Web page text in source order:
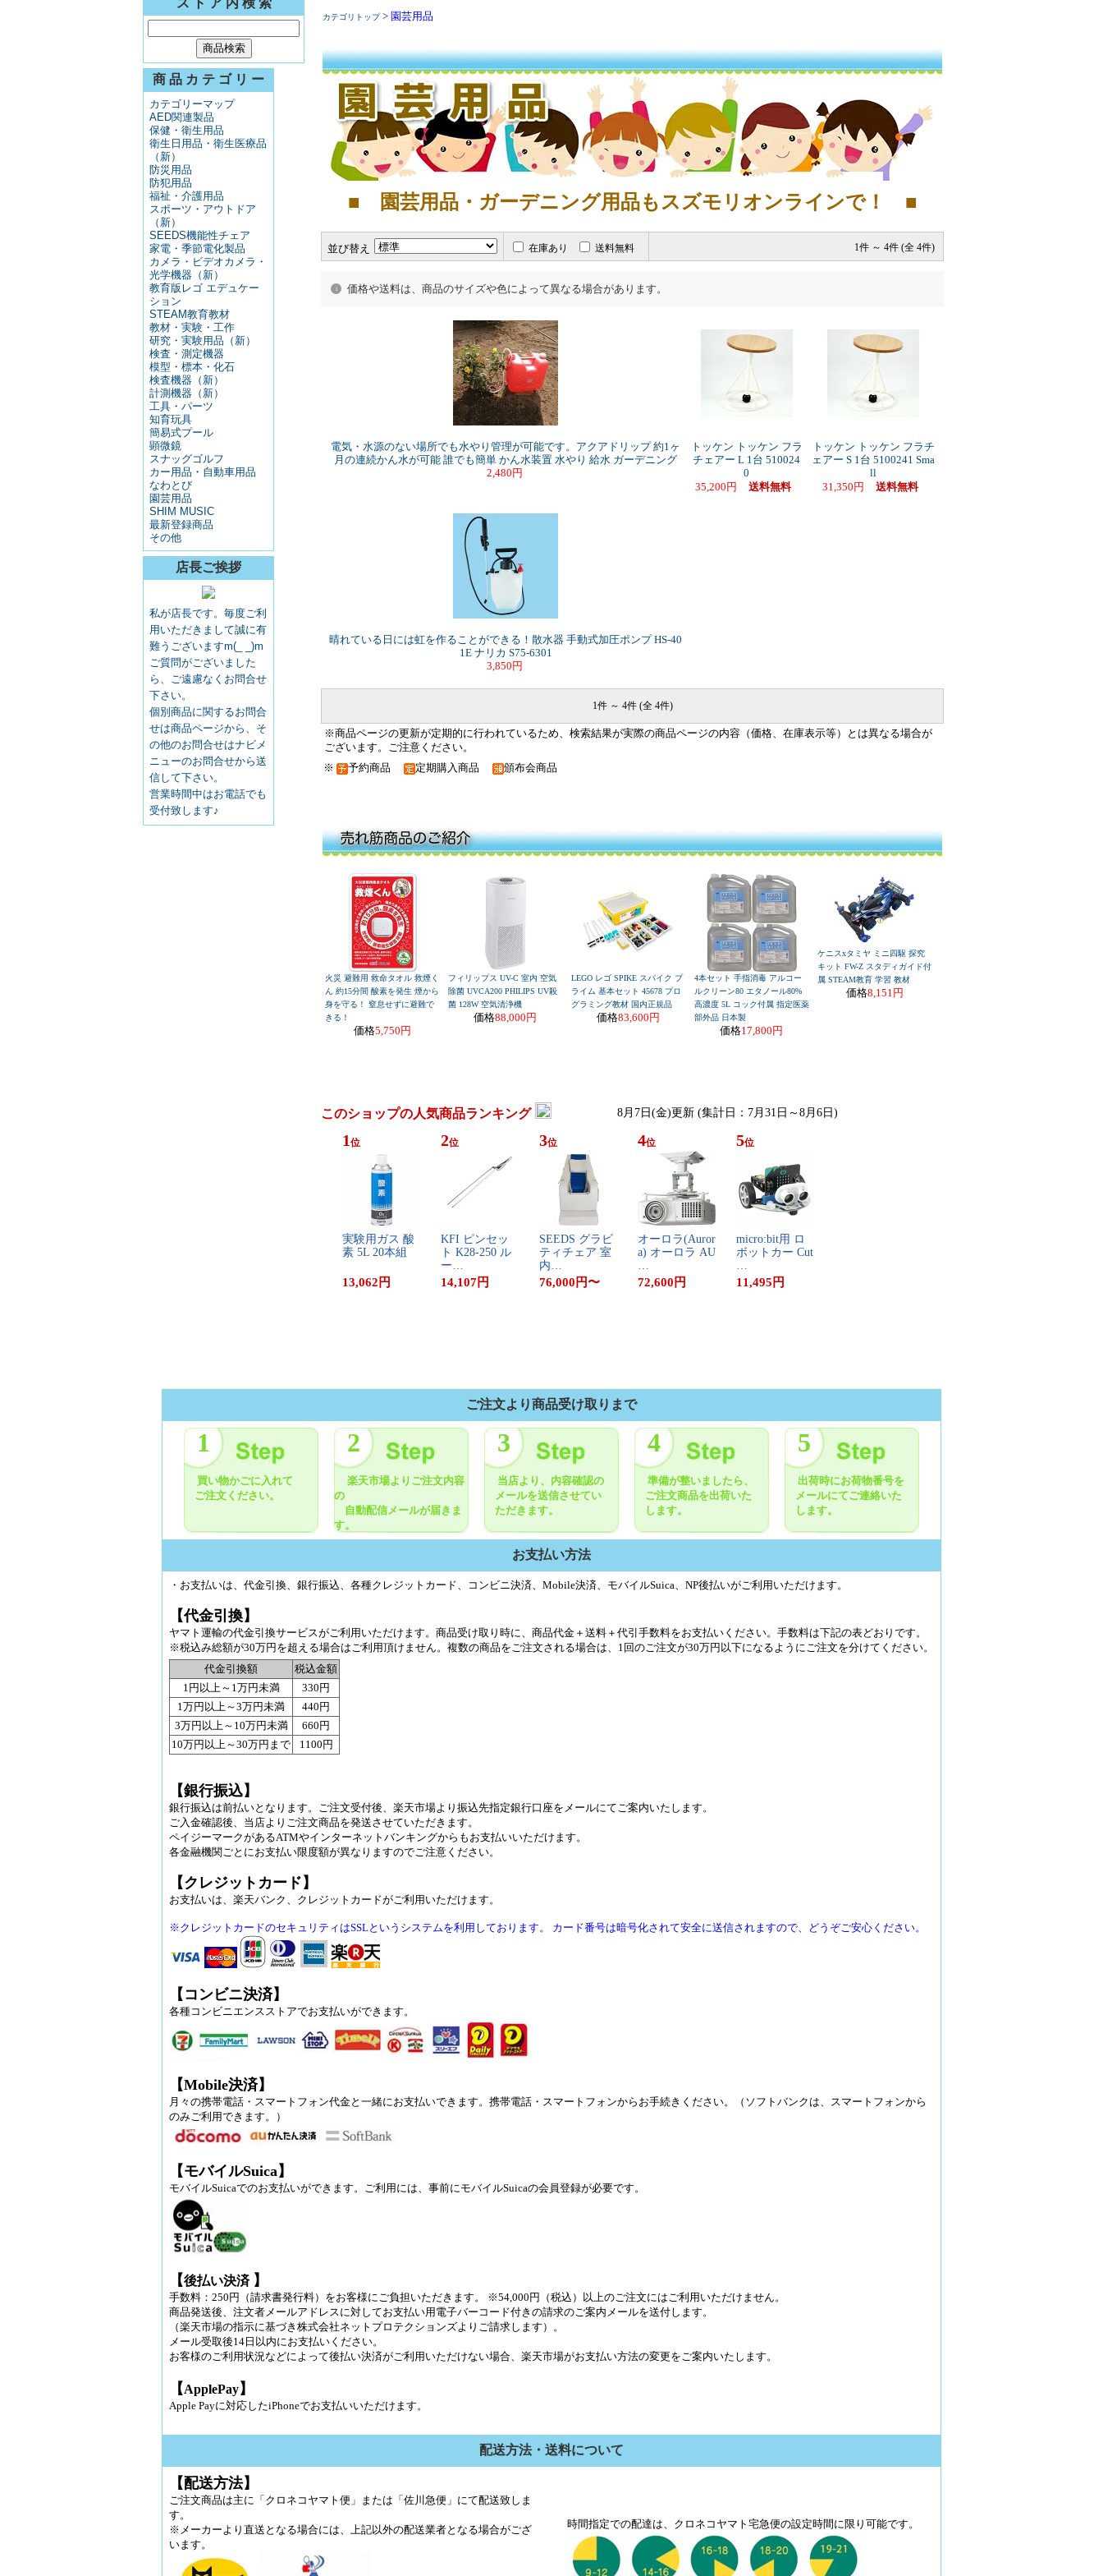
ス ト ア 内 検 索
商 品 カ テ ゴ リ ー
カテゴリーマップ
AED関連製品
保健・衛生用品
衛生日用品・衛生医療品
（新）
防災用品
防犯用品
福祉・介護用品
スポーツ・アウトドア
（新）
SEEDS機能性チェア
家電・季節電化製品
カメラ・ビデオカメラ・
光学機器（新）
教育版レゴ エデュケー
ション
STEAM教育教材
教材・実験・工作
研究・実験用品（新）
検査・測定機器
模型・標本・化石
検査機器（新）
計測機器（新）
工具・パーツ
知育玩具
簡易式プール
顕微鏡
スナッグゴルフ
カー用品・自動車用品
なわとび
園芸用品
SHIM MUSIC
最新登録商品
その他
店長ご挨拶
私が店長です。毎度ご利
用いただきまして誠に有
難うございますm(_ _)m
ご質問がございました
ら、ご遠慮なくお問合せ
下さい。
個別商品に関するお問合
せは商品ページから、そ
の他のお問合せはナビメ
ニューのお問合せから送
信して下さい。
営業時間中はお電話でも
受付致します♪
カテゴリトップ> 園芸用品
■ 園芸用品・ガーデニング用品もスズモリオンラインで！ ■
並び替え 在庫あり 送料無料 1件 ～ 4件 (全 4件)
価格や送料は、商品のサイズや色によって異なる場合があります。
電気・水源のない場所でも水やり管理が可能です。アクアドリップ 約1ヶ
月の連続かん水が可能 誰でも簡単 かん水装置 水やり 給水 ガーデニング
2,480円
トッケン トッケン フラ
チェアー L 1台 510024
0
35,200円
送料無料
トッケン トッケン フラチ
ェアー S 1台 5100241 Sma
ll
31,350円
送料無料
晴れている日には虹を作ることができる！散水器 手動式加圧ポンプ HS-40
1E ナリカ S75-6301
3,850円
1件 ～ 4件 (全 4件)
※商品ページの更新が定期的に行われているため、検索結果が実際の商品ページの内容（価格、在庫表示等）とは異なる場合が
ございます。ご注意ください。
※ 予約商品 定期購入商品 頒布会商品
火災 避難用 救命タオル 救煙く
ん 約15分間 酸素を発生 煙から
身を守る！ 窒息せずに避難で
きる！
価格5,750円
フィリップス UV-C 室内 空気
除菌 UVCA200 PHILIPS UV殺
菌 128W 空気清浄機
価格88,000円
LEGO レゴ SPIKE スパイク プ
ライム 基本セット 45678 プロ
グラミング教材 国内正規品
価格83,600円
4本セット 手指消毒 アルコー
ルクリーン80 エタノール80%
高濃度 5L コック付属 指定医薬
部外品 日本製
価格17,800円
ケニスxタミヤ ミニ四駆 探究
キット FW-Z スタディガイド付
属 STEAM教育 学習 教材
価格8,151円
このショップの人気商品ランキング 8月7日(金)更新 (集計日：7月31日～8月6日)
1 位
実​験​用​ガ​ス​ ​酸​
素​ ​5​L​ ​2​0​本​組
13,062 円
2位
K​F​I​ ​ピ​ン​セ​ッ​
ト​ ​K​2​8​-​2​5​0​ ​ル​
ー​…
14,107円
3位
S​E​E​D​S​ ​グ​ラ​ビ​
テ​ィ​チ​ェ​ア​ ​室​
内​…
76,000 円〜
4位
オ​ー​ロ​ラ​(​A​u​r​o​r​
a​)​ ​オ​ー​ロ​ラ​ ​A​U​
…
72,600 円
5位
m​i​c​r​o​:​b​i​t​用​ ​ロ​
ボ​ッ​ト​カ​ー​ ​C​u​t​
…
11,495 円
ご注文より商品受け取りまで
1
買い物かごに入れて
ご注文ください。
2
楽天市場よりご注文内容
の
自動配信メールが届きま
す。
3
当店より、内容確認の
メールを送信させてい
ただきます。
4
準備が整いましたら、
ご注文商品を出荷いた
します。
5
出荷時にお荷物番号を
メールにてご連絡いた
します。
お支払い方法
・お支払いは、代金引換、銀行振込、各種クレジットカード、コンビニ決済、Mobile決済、モバイルSuica、NP後払いがご利用いただけます。
【代金引換】
ヤマト運輸の代金引換サービスがご利用いただけます。商品受け取り時に、商品代金＋送料＋代引手数料をお支払いください。手数料は下記の表どおりです。
※税込み総額が30万円を超える場合はご利用頂けません。複数の商品をご注文される場合は、1回のご注文が30万円以下になるようにご注文を分けてください。
代金引換額
税込金額
1円以上～1万円未満
330円
1万円以上～3万円未満
440円
3万円以上～10万円未満
660円
10万円以上～30万円まで
1100円
【銀行振込】
銀行振込は前払いとなります。ご注文受付後、楽天市場より振込先指定銀行口座をメールにてご案内いたします。
ご入金確認後、当店よりご注文商品を発送させていただきます。
ペイジーマークがあるATMやインターネットバンキングからもお支払いいただけます。
各金融機関ごとにお支払い限度額が異なりますのでご注意ください。
【クレジットカード】
お支払いは、楽天バンク、クレジットカードがご利用いただけます。
※クレジットカードのセキュリティはSSLというシステムを利用しております。 カード番号は暗号化されて安全に送信されますので、どうぞご安心ください。
【コンビニ決済】
各種コンビニエンスストアでお支払いができます。
【Mobile決済】
月々の携帯電話・スマートフォン代金と一緒にお支払いできます。携帯電話・スマートフォンからお手続きください。（ソフトバンクは、スマートフォンから
のみご利用できます。）
【モバイルSuica】
モバイルSuicaでのお支払いができます。ご利用には、事前にモバイルSuicaの会員登録が必要です。
【後払い決済 】
手数料：250円（請求書発行料）をお客様にご負担いただきます。 ※54,000円（税込）以上のご注文にはご利用いただけません。
商品発送後、注文者メールアドレスに対してお支払い用電子バーコード付きの請求のご案内メールを送付します。
（楽天市場の指示に基づき株式会社ネットプロテクションズよりご請求します）。
メール受取後14日以内にお支払いください。
お客様のご利用状況などによって後払い決済がご利用いただけない場合、楽天市場がお支払い方法の変更をご案内いたします。
【ApplePay】
Apple Payに対応したiPhoneでお支払いいただけます。
配送方法・送料について
【配送方法】
ご注文商品は主に「クロネコヤマト便」または「佐川急便」にて配送致しま
す。
※メーカーより直送となる場合には、上記以外の配送業者となる場合がござ
います。
時間指定での配達は、クロネコヤマト宅急便の設定時間に限り可能です。